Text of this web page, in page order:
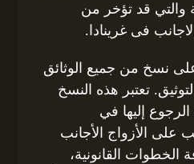
والتي قد تؤخر من
فى غرينادا.
نسخ من جميع الوثائق
تعتبر هذه النسخ
إليها في
على الأزواج الأجانب
الخطوات القانونية،